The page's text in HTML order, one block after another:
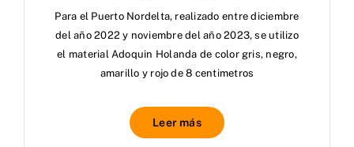
Para el Puerto Nordelta, realizado entre diciembre
del año 2022 y noviembre del año 2023, se utilizo
el material Adoquin Holanda de color gris, negro,
amarillo y rojo de 8 centimetros
Leer más